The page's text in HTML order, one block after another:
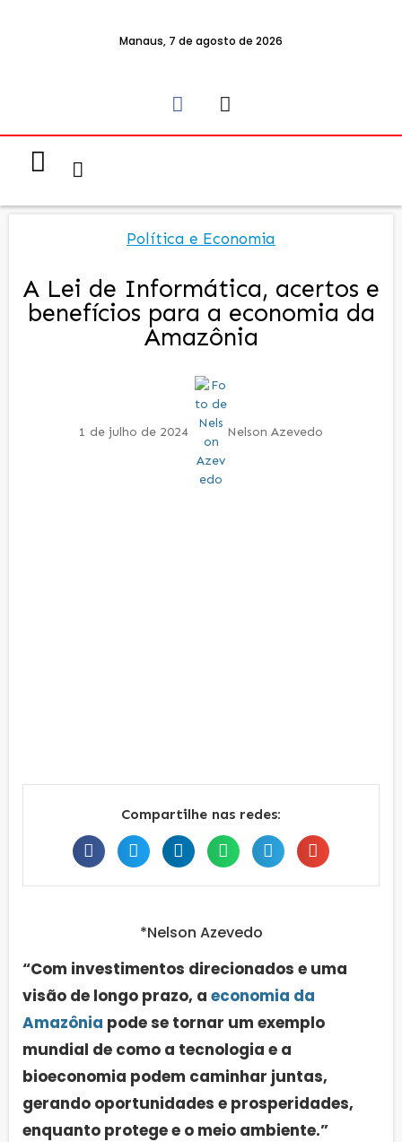
Manaus, 7 de agosto de 2026
Política e Economia
A Lei de Informática, acertos e
benefícios para a economia da
Amazônia
1 de julho de 2024 Nelson Azevedo
Compartilhe nas redes:
*Nelson Azevedo
“Com investimentos direcionados e uma
visão de longo prazo, a economia da
Amazônia pode se tornar um exemplo
mundial de como a tecnologia e a
bioeconomia podem caminhar juntas,
gerando oportunidades e prosperidades,
enquanto protege e o meio ambiente.”